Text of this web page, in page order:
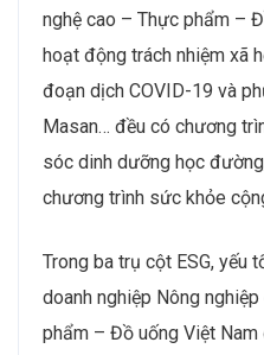
nghệ cao – Thực phẩm –
hoạt động trách nhiệm xã
đoạn dịch COVID-19 và
Masan… đều có chương
sóc dinh dưỡng học
chương trình sức khỏe
Trong ba trụ cột ESG, yếu
doanh nghiệp Nông
phẩm – Đồ uống Việt